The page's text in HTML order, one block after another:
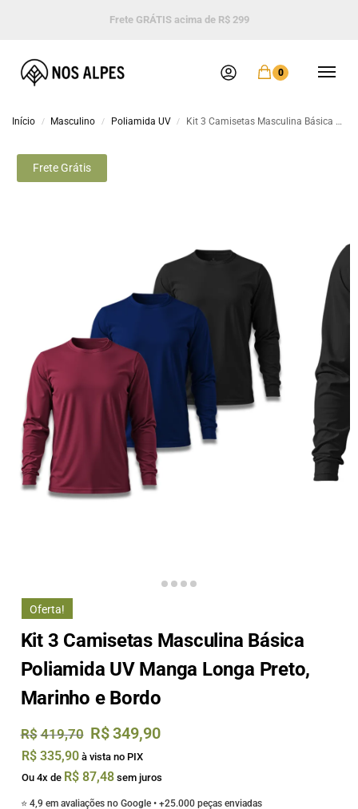
Frete GRÁTIS acima de R$ 299
0
Início / Masculino / Poliamida UV / Kit 3 Camisetas Masculina Básica Poliamida UV Manga Longa Preto, Marinho e Bordo
Frete Grátis
Oferta!
Kit 3 Camisetas Masculina Básica
Poliamida UV Manga Longa Preto,
Marinho e Bordo
R$ 419,70 R$349,90
R$ 335,90à vista no PIX
Ou 4x de R$ 87,48sem juros
⭐ 4,9 em avaliações no Google • +25.000 peças enviadas